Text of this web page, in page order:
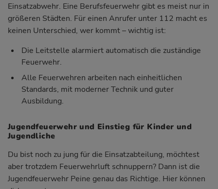
Einsatzabwehr. Eine Berufsfeuerwehr gibt es meist nur in
größeren Städten. Für einen Anrufer unter 112 macht es
keinen Unterschied, wer kommt – wichtig ist:
Die Leitstelle alarmiert automatisch die zuständige
Feuerwehr.
Alle Feuerwehren arbeiten nach einheitlichen
Standards, mit moderner Technik und guter
Ausbildung.
Jugendfeuerwehr und Einstieg für Kinder und
Jugendliche
Du bist noch zu jung für die Einsatzabteilung, möchtest
aber trotzdem Feuerwehrluft schnuppern? Dann ist die
Jugendfeuerwehr Peine genau das Richtige. Hier können